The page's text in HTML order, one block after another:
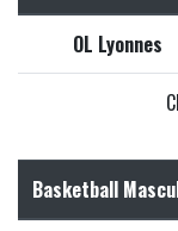
OL Lyonnes
Basketball